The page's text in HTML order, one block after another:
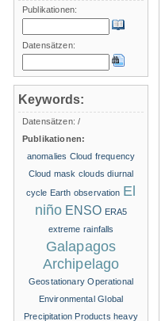
Publikationen:
Datensätzen:
Keywords:
Datensätzen:/
Publikationen:
anomalies Cloud frequency
Cloud mask clouds diurnal
cycle Earth observation El
niño ENSO ERA5
extreme rainfalls
Galapagos
Archipelago
Geostationary Operational
Environmental Global
Precipitation Products heavy